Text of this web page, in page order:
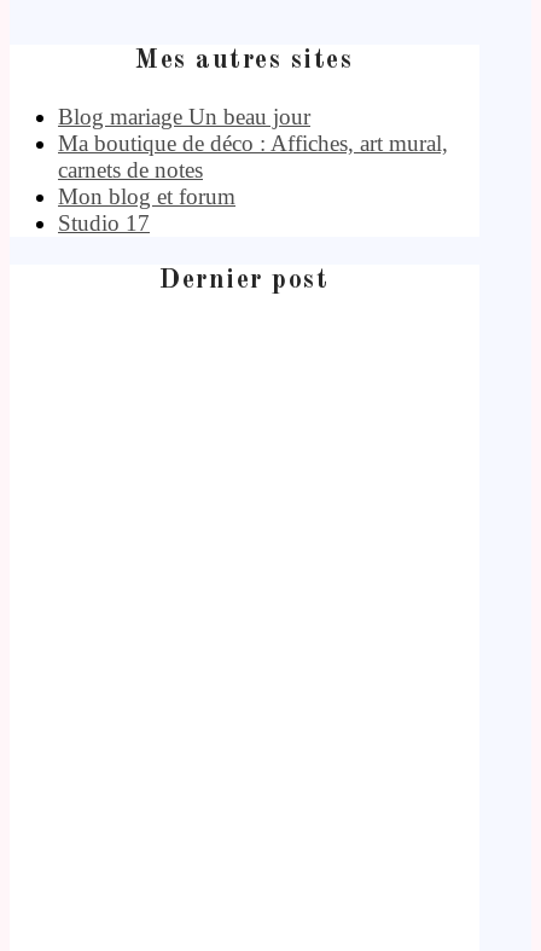
Mes autres sites
Blog mariage Un beau jour
Ma boutique de déco : Affiches, art mural,
carnets de notes
Mon blog et forum
Studio 17
Dernier post